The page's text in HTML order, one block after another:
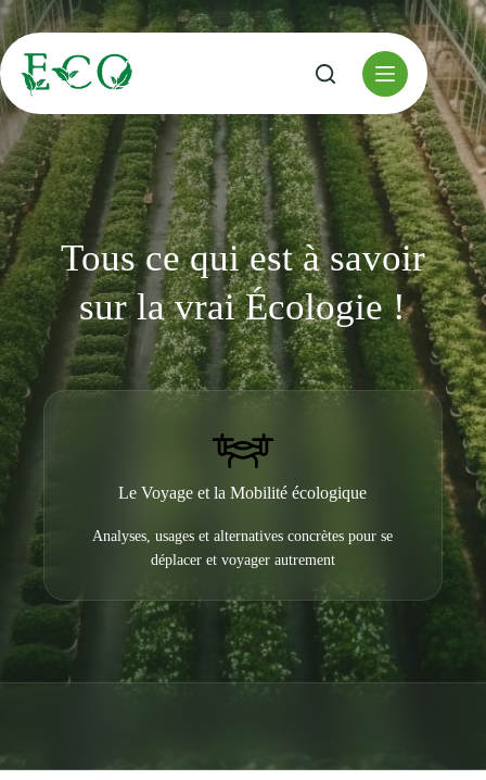
Passer
au
contenu
Tous ce qui est à savoir
sur la vrai Écologie !
Le Voyage et la Mobilité écologique
Analyses, usages et alternatives concrètes pour se
déplacer et voyager autrement